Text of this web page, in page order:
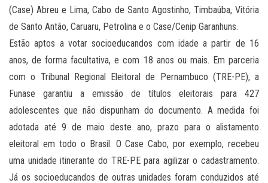
(Case) Abreu e Lima, Cabo de Santo Agostinho, Timbaúba, Vitória
de Santo Antão, Caruaru, Petrolina e o Case/Cenip Garanhuns.
Estão aptos a votar socioeducandos com idade a partir de 16
anos, de forma facultativa, e com 18 anos ou mais. Em parceria
com o Tribunal Regional Eleitoral de Pernambuco (TRE-PE), a
Funase garantiu a emissão de títulos eleitorais para 427
adolescentes que não dispunham do documento. A medida foi
adotada até 9 de maio deste ano, prazo para o alistamento
eleitoral em todo o Brasil. O Case Cabo, por exemplo, recebeu
uma unidade itinerante do TRE-PE para agilizar o cadastramento.
Já os socioeducandos de outras unidades foram conduzidos até